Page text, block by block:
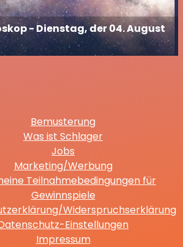
- Dienstag, der 04. August
Bemusterung
Was ist Schlager
Jobs
Marketing/Werbung
Teilnahmebedingungen für
Gewinnspiele
Widerspruchserklärung
Einstellungen
Impressum